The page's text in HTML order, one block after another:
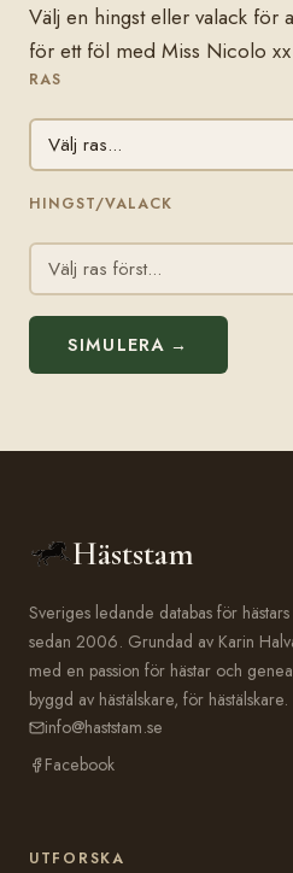
Välj en hingst eller valack för
för ett föl med Miss Nicolo
RAS
HINGST/VALACK
SIMULERA →
Häststam
Sveriges ledande databas för
sedan 2006. Grundad av Karin
med en passion för hästar och
byggd av hästälskare, för hästälskare.
info@haststam.se
Facebook
UTFORSKA